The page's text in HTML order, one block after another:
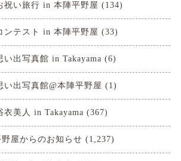
祝い旅行 in 本陣平野屋 (134)
ンテスト in 本陣平野屋 (33)
出写真館 in Takayama (6)
出写真館@本陣平野屋 (1)
美人 in Takayama (367)
屋からのお知らせ (1,237)